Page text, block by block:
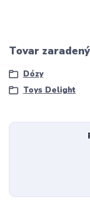
Tovar
Dózy
Toys Delight